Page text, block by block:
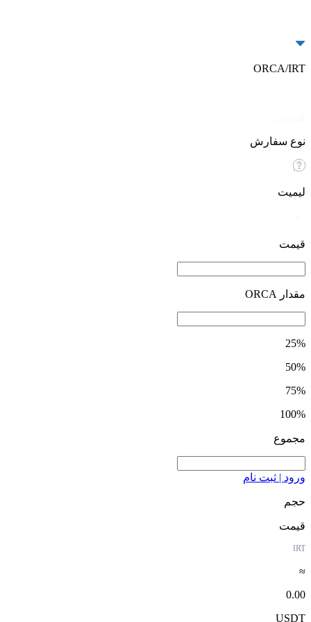
ORCA/IRT
نوع سفارش
لیمیت
قیمت
مقدار ORCA
25%
50%
75%
100%
مجموع
ورود | ثبت نام
حجم
قیمت
IRT
≈
0.00
USDT